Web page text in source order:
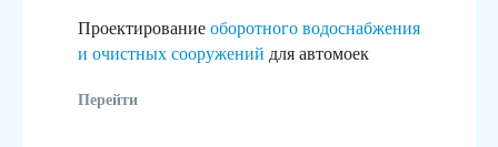
Проектирование оборотного водоснабжения
и очистных сооружений для автомоек
Перейти